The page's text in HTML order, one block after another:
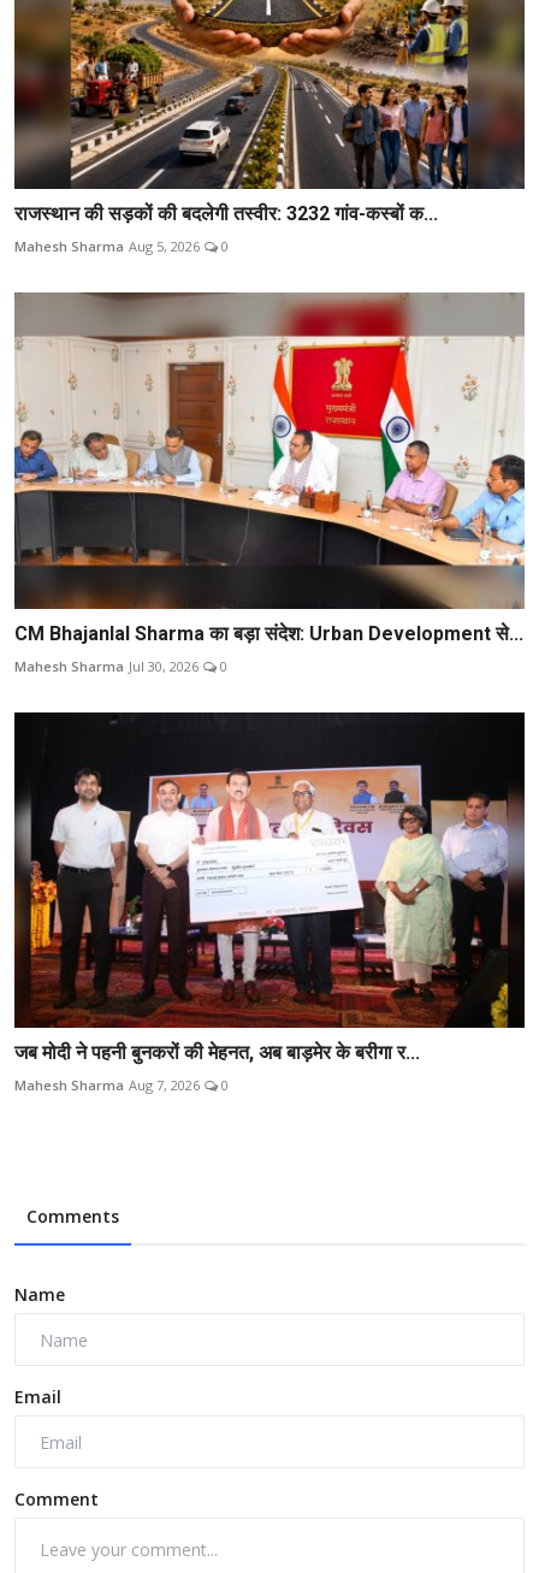
राजस्थान की सड़कों की बदलेगी तस्वीर: 3232 गांव-कस्बों क...
Mahesh Sharma Aug 5, 2026 0
CM Bhajanlal Sharma का बड़ा संदेश: Urban Development से...
Mahesh Sharma Jul 30, 2026 0
जब मोदी ने पहनी बुनकरों की मेहनत, अब बाड़मेर के बरीगा र...
Mahesh Sharma Aug 7, 2026 0
Comments
Name
Email
Comment